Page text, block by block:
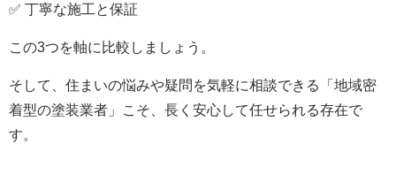
✅ 丁寧な施工と保証
この3つを軸に比較しましょう。
そして、住まいの悩みや疑問を気軽に相談できる「地域密
着型の塗装業者」こそ、長く安心して任せられる存在で
す。